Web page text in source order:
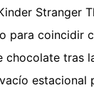
Stranger
para coincidir
chocolate tras
estacional